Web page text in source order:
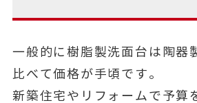
一般的に樹脂製洗面台は陶器
比べて価格が手頃です。
新築住宅やリフォームで予算